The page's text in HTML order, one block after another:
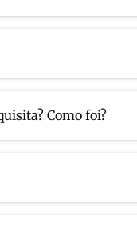
Como foi?